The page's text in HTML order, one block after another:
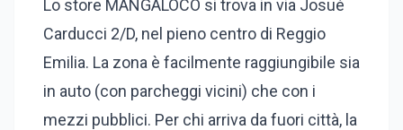
Lo store MANGALOCO si trova in via Josué
Carducci 2/D, nel pieno centro di Reggio
Emilia. La zona è facilmente raggiungibile sia
in auto (con parcheggi vicini) che con i
mezzi pubblici. Per chi arriva da fuori città, la